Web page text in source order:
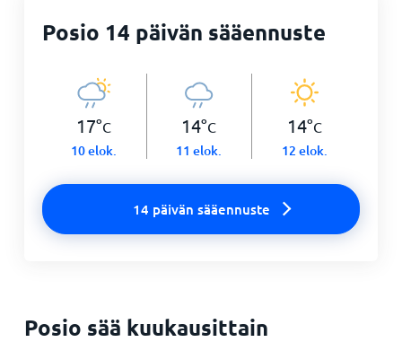
Posio 14 päivän sääennuste
17°C
10 elok.
14°C
11 elok.
14°C
12 elok.
14 päivän sääennuste
Posio sää kuukausittain